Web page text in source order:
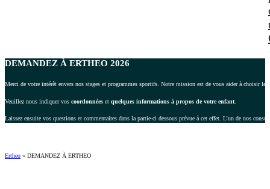
DEMANDEZ À ERTHEO 2026
Merci de votre intérêt envers nos stages et programmes sportifs. Notre mission est de vous aider à choisir
Veuillez nous indiquer vos coordonnées et quelques informations à propos de votre enfant
Laissez ensuite vos questions et commentaires dans la partie-ci dessous prévue à cet effet. L’un de nos
Ertheo » DEMANDEZ À ERTHEO